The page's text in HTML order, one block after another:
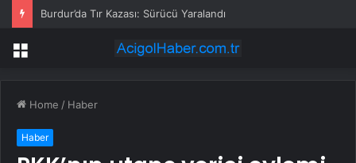
Burdur’da Tır Kazası: Sürücü Yaralandı
Menu
Home / Haber
Haber